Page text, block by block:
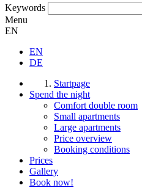
Keywords
Menu
EN
EN
DE
Startpage
Spend the night
Comfort double room
Small apartments
Large apartments
Price overview
Booking conditions
Prices
Gallery
Book now!